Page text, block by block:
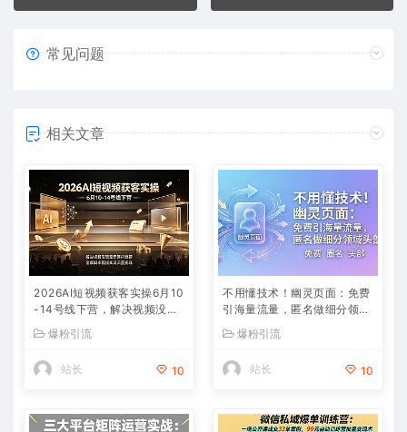
常见问题
相关文章
2026AI短视频获客实操6月10
-14号线下营，解决视频没流
量无客户难题，全套脚本模板
实现流量变现
爆粉引流
站长 10
不用懂技术！幽灵页面：免费
引海量流量，匿名做细分领域
头部
爆粉引流
站长 10